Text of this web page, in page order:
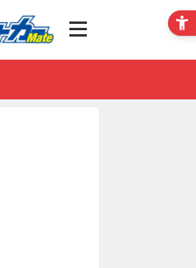
Club